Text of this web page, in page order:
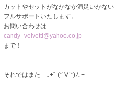
カットやセットがなかなか満足いかな
フルサポートいたします。
お問い合わせは
candy_velvetti@yahoo.co.jp
まで！
それではまた ｡+ﾟ (*´∀`*)ﾉ｡+